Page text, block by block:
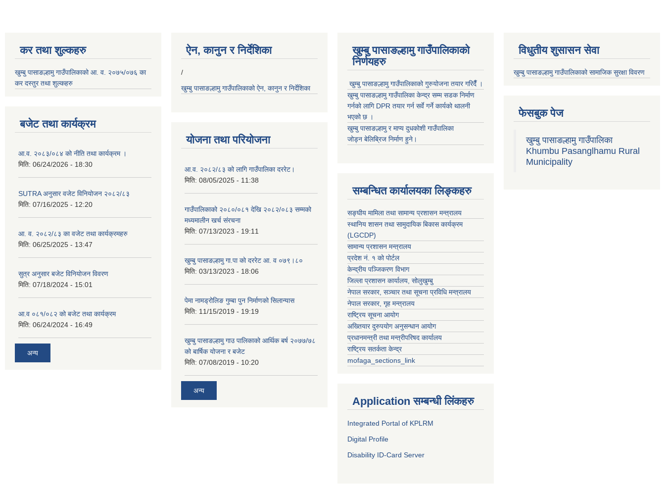
कर तथा शुल्कहरु
खुम्बु पासाङल्हामु गाउँपालिकाको आ. व. २०७५/०७६ का
कर दस्तुर तथा शुल्कहरु
बजेट तथा कार्यक्रम
आ.व. २०८३/०८४ को नीति तथा कार्यक्रम ।
मिति: 06/24/2026 - 18:30
SUTRA अनुसार वजेट विनियोजन २०८२/८३
मिति: 07/16/2025 - 12:20
आ. व. २०८२/८३ का वजेट तथा कार्यक्रमहरु
मिति: 06/25/2025 - 13:47
सुत्र अनुसार बजेट विनियोजन विवरण
मिति: 07/18/2024 - 15:01
आ.व ०८१/०८२ को बजेट तथा कार्यक्रम
मिति: 06/24/2024 - 16:49
अन्य
ऐन, कानुन र निर्देशिका
/
खुम्बु पासाङल्हामु गाउँपालिकाको ऐन, कानुन र निर्देशिका
योजना तथा परियोजना
आ.व. २०८२/८३ को लागि गाउँपालिका दररेट।
मिति: 08/05/2025 - 11:38
गाउँपालिकाको २०८०/०८१ देखि २०८२/०८३ सम्मको
मध्यमालीन खर्च संरचना
मिति: 07/13/2023 - 19:11
खुम्बु पासाङल्हामु गा.पा को दररेट आ. व ०७९।८०
मिति: 03/13/2023 - 18:06
पेमा नामड्रोलिङ गुम्बा पुन निर्माणको सिलान्यास
मिति: 11/15/2019 - 19:19
खुम्बु पासाङल्हामु गाउ पालिकाको आर्थिक बर्ष २०७७/७८
को बार्षिक योजना र बजेट
मिति: 07/08/2019 - 10:20
अन्य
खुम्बु पासाङल्हामु गाउँपालिकाको
निर्णयहरु
खुम्बु पासाङल्हामु गाउँपालिकाको गुरुयोजना तयार गरिदैँ ।
खुम्बु पासाङल्हामु गाउँपालिका केन्द्र सम्म सडक निर्माण
गर्नको लागि DPR तयार गर्न सर्वे गर्ने कार्यको थालनी
भएको छ ।
खुम्बु पासाङल्हामु र माप्य दुधकोशी गाउँपालिका
जोड्न बेलिब्रिज निर्माण हुने।
सम्बन्धित कार्यालयका लिङ्कहरु
सङ्घीय मामिला तथा सामान्य प्रशासन मन्त्रालय
स्थानिय शासन तथा सामुदायिक बिकास कार्यक्रम
(LGCDP)
सामान्य प्रशासन मन्त्रालय
प्रदेश नं. १ को पोर्टल
केन्द्रीय पञ्जिकरण विभाग
जिल्ला प्रशासन कार्यालय, सोलुखुम्बु
नेपाल सरकार, सञ्चार तथा सूचना प्रविधि मन्त्रालय
नेपाल सरकार, गृह मन्त्रालय
राष्ट्रिय सूचना आयोग
अख्तियार दुरुपयोग अनुसन्धान आयोग
प्रधानमन्त्री तथा मन्त्रीपरिषद कार्यालय
राष्ट्रिय सतर्कता केन्द्र
mofaga_sections_link
Application सम्बन्धी लिंकहरु
Integrated Portal of KPLRM
Digital Profile
Disability ID-Card Server
विधुतीय शुसासन सेवा
खुम्बु पासाङल्हामु गाउँपालिकाको सामाजिक सुरक्षा विवरण
फेसबुक पेज
खुम्बु पासाङल्हामु गाउँपालिका
Khumbu Pasanglhamu Rural
Municipality